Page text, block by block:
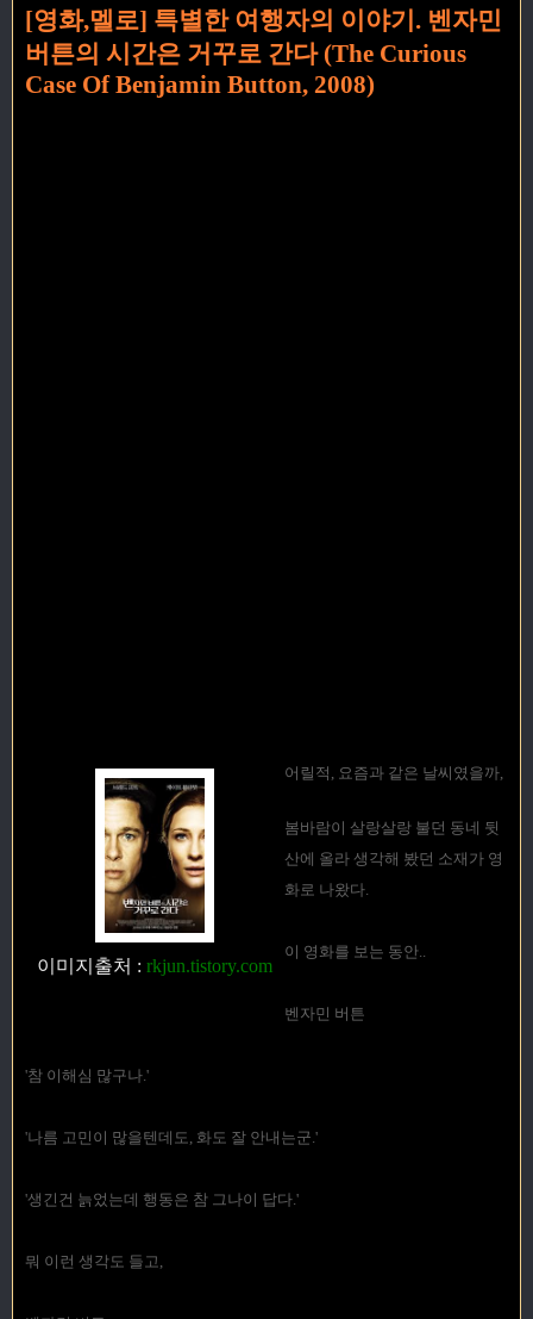
[영화,멜로] 특별한 여행자의 이야기. 벤자민
버튼의 시간은 거꾸로 간다 (The Curious
Case Of Benjamin Button, 2008)
이미지출처 : rkjun.tistory.com
어릴적, 요즘과 같은 날씨였을까,
봄바람이 살랑살랑 불던 동네 뒷
산에 올라 생각해 봤던 소재가 영
화로 나왔다.
이 영화를 보는 동안..
벤자민 버튼
'참 이해심 많구나.'
'나름 고민이 많을텐데도, 화도 잘 안내는군.'
'생긴건 늙었는데 행동은 참 그나이 답다.'
뭐 이런 생각도 들고,